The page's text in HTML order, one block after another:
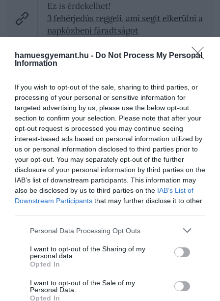
hamuesgyemant.hu - Do Not Process My Personal
Information
If you wish to opt-out of the sale, sharing to third parties, or
processing of your personal or sensitive information for
targeted advertising by us, please use the below opt-out
section to confirm your selection. Please note that after your
opt-out request is processed you may continue seeing
interest-based ads based on personal information utilized by
us or personal information disclosed to third parties prior to
your opt-out. You may separately opt-out of the further
disclosure of your personal information by third parties on the
IAB’s list of downstream participants. This information may
also be disclosed by us to third parties on the IAB’s List of
Downstream Participants that may further disclose it to other
Please note that this website/app uses one or more Google
not limited to your visit or usage behaviour. You may click to
grant or deny consent to Google and its third-party tags to
use your data for below specified purposes in below Google
consent section.
Personal Data Processing Opt Outs
I want to opt-out of the Sharing of my
personal data.
Opted In
I want to opt-out of the Sale of my
Personal Data.
Opted In
Ez is érdekelhet!
3 fehérjedús reggeli, ami segít elkerülni a
napközbeni fáradtságot
1. Pirítsuk meg a kenyérszeleteket, hogy kívül
ropogósak, belül pedig még kissé puhák
maradjanak. Közben készítsük el aparadicsomos
alapot. Mossuk meg a paradicsomokat, vágjuk félbe,
majd tegyük turmixgépbe. Adjuk hozzá a
megtisztított fokhagymát, öntsük rá az olívaolajat,
és szórjunk bele egy csipet sót. Turmixoljuk simára –
egy selymes, friss krémet kapunk.